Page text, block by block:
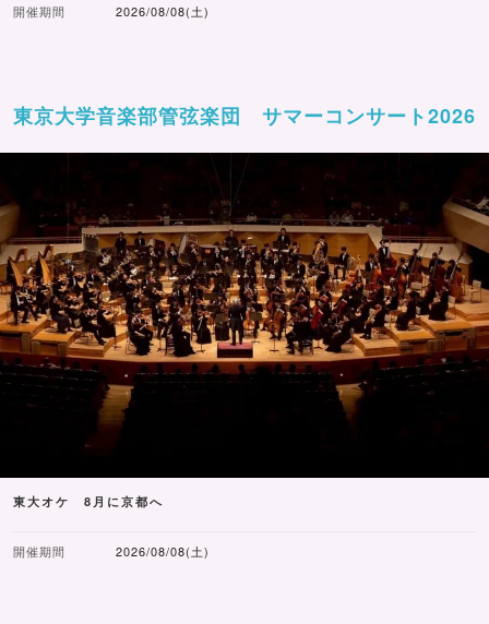
開催期間 2026/08/08(土)
東京大学音楽部管弦楽団 サマーコンサート2026
東大オケ 8月に京都へ
開催期間 2026/08/08(土)